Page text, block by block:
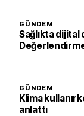
GÜNDEM
Sağlıkta
GÜNDEM
Klima
anlattı